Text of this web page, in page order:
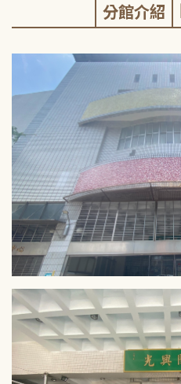
分館介紹